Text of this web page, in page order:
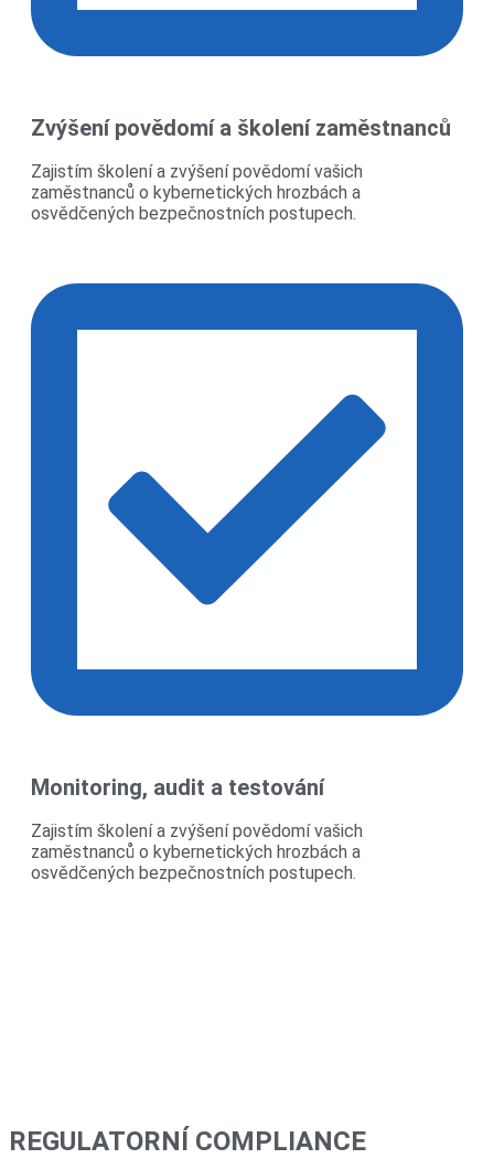
Zvýšení povědomí a školení zaměstnanců
Zajistím školení a zvýšení povědomí vašich
zaměstnanců o kybernetických hrozbách a
osvědčených bezpečnostních postupech.
Monitoring, audit a testování
Zajistím školení a zvýšení povědomí vašich
zaměstnanců o kybernetických hrozbách a
osvědčených bezpečnostních postupech.
REGULATORNÍ COMPLIANCE